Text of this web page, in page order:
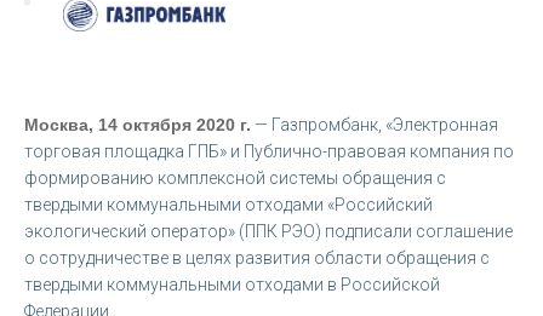
Москва, 14 октября 2020 г. — Газпромбанк, «Электронная
торговая площадка ГПБ» и Публично-правовая компания по
формированию комплексной системы обращения с
твердыми коммунальными отходами «Российский
экологический оператор» (ППК РЭО) подписали соглашение
о сотрудничестве в целях развития области обращения с
твердыми коммунальными отходами в Российской
Федерации.